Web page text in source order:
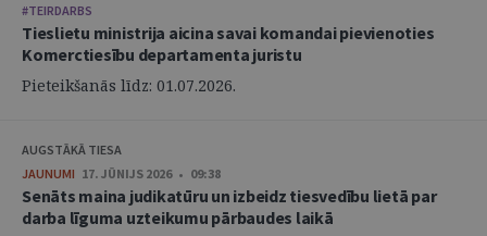
#TEIRDARBS
Tieslietu ministrija aicina savai komandai pievienoties
Komerctiesību departamenta juristu
Pieteikšanās līdz: 01.07.2026.
AUGSTĀKĀ TIESA
JAUNUMI 17. JŪNIJS 2026 • 09:38
Senāts maina judikatūru un izbeidz tiesvedību lietā par
darba līguma uzteikumu pārbaudes laikā